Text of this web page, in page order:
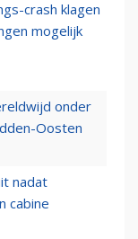
crash klagen
mogelijk
onder
Oosten
nadat
cabine